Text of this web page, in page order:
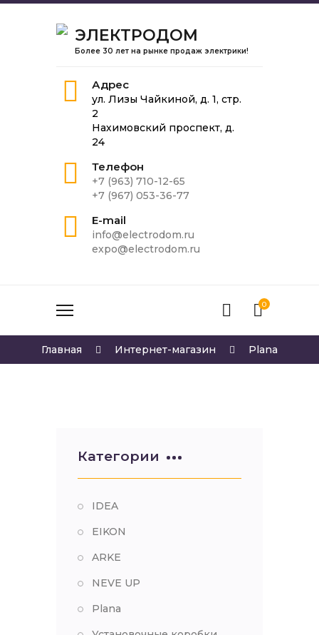
ЭЛЕКТРОДОМ
Более 30 лет на рынке продаж электрики!
Адрес
ул. Лизы Чайкиной, д. 1, стр.
2
Нахимовский проспект, д.
24
Телефон
+7 (963) 710-12-65
+7 (967) 053-36-77
E-mail
info@electrodom.ru
expo@electrodom.ru
0
Главная Интернет-магазин Plana
Категории
IDEA
EIKON
ARKE
NEVE UP
Plana